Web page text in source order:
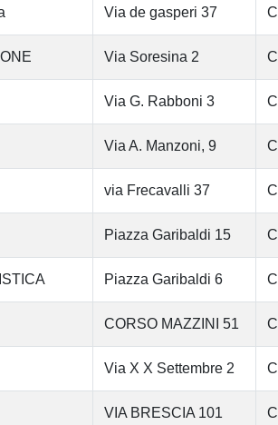
Via de gasperi 37
Via Soresina 2
Via G. Rabboni 3
Via A. Manzoni, 9
via Frecavalli 37
Piazza Garibaldi 15
Piazza Garibaldi 6
CORSO MAZZINI 51
Via X X Settembre 2
VIA BRESCIA 101